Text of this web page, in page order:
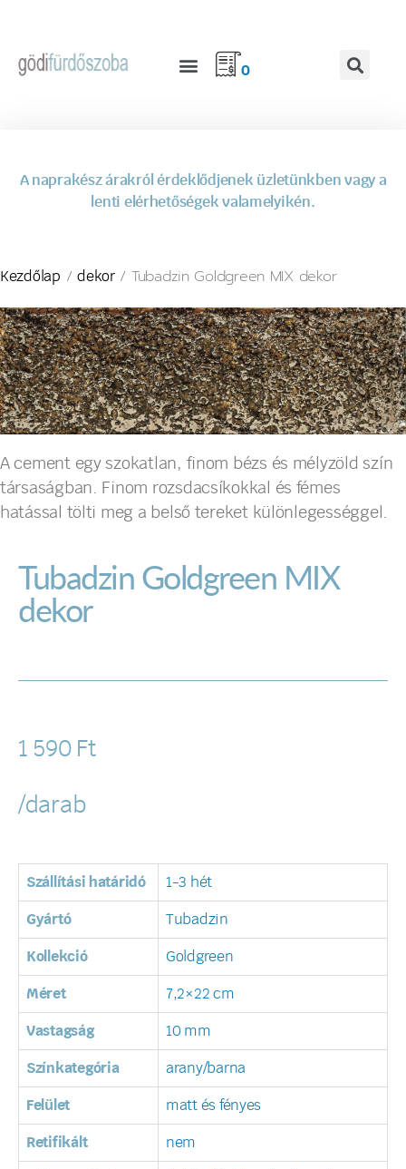
0
A naprakész árakról érdeklődjenek üzletünkben vagy a
lenti elérhetőségek valamelyikén.
Kezdőlap /dekor/ Tubadzin Goldgreen MIX dekor
A cement egy szokatlan, finom bézs és mélyzöld szín
társaságban. Finom rozsdacsíkokkal és fémes
hatással tölti meg a belső tereket különlegességgel.
Tubadzin Goldgreen MIX
dekor
1 590 Ft
/darab
Szállítási határidó 1-3 hét
Gyártó Tubadzin
Kollekció Goldgreen
Méret 7,2×22 cm
Vastagság 10 mm
Színkategória arany/barna
Felület matt és fényes
Retifikált nem